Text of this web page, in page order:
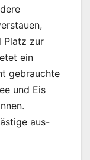
Platz zur
ein
gebrauchte
und Eis
aus-